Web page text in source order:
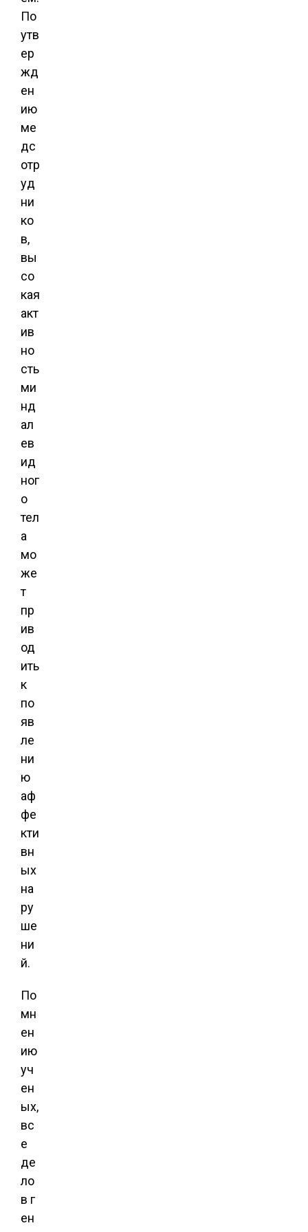
По
утв
ер
жд
ен
ию
ме
дс
отр
уд
ни
ко
в,
вы
со
кая
акт
ив
но
сть
ми
нд
ал
ев
ид
ног
о
тел
а
мо
же
т
пр
ив
од
ить
к
по
яв
ле
ни
ю
аф
фе
кти
вн
ых
на
ру
ше
ни
й.
По
мн
ен
ию
уч
ен
ых,
вс
е
де
ло
в г
ен